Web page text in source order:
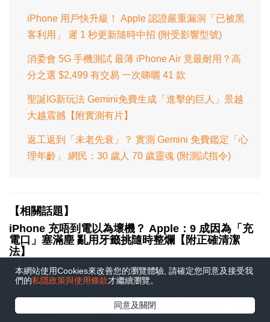
本網站使用Cookies來改善您的瀏覽體驗, 請確定您同意及接受我
們的私隱政策與使用條款才繼續瀏覽。
同意及關閉
iPhone 用戶快升級！ Apple 認證嚴重漏洞「已被黑
客利用」 遲 1 秒更新隨時中招 (附受影響型號)
消委會 5G 手機測試 最薄 iPhone Air 竟最耐用？高
分之選 $2,499 有交易 一次睇曬 41 款
聖誕IG新玩法 Gemini免費生成「進擊的巨人」景越
大越震撼【附實測有片】
返工返到「未老先衰」？ 實測 Gemini 免費鑑定「心
理年齡」 網民：30 歲人 70 歲靈魂 (附測試指令)
【相關話題】
iPhone 充唔到電以為壞機？ Apple：9 成因為「充
電口」塞滿塵 亂用牙籤挑隨時整爛【附正確清潔
法】
不少 iPhone 用戶遇上充電故障時，常誤以為是電池或零件
損毀。其實高達九成個案均由充電口積聚棉絮引起，惟錯誤
使用 Blu Tack 或金屬針清潔極易導致短路或硬件永久受